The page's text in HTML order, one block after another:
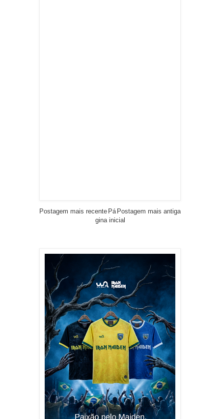
Postagem mais recente Postagem mais antiga
Pá
gina inicial